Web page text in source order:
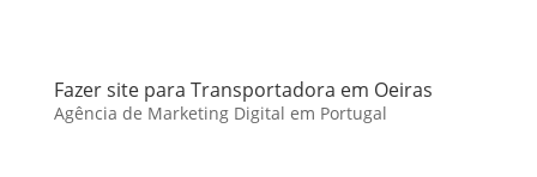
Fazer site para Transportadora em Oeiras
Agência de Marketing Digital em Portugal